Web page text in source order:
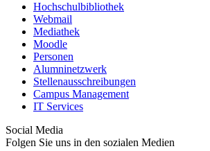
Hochschulbibliothek
Webmail
Mediathek
Moodle
Personen
Alumninetzwerk
Stellenausschreibungen
Campus Management
IT Services
Social Media
Folgen Sie uns in den sozialen Medien